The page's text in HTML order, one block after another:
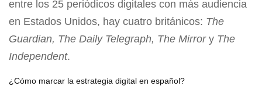
entre los 25 periódicos digitales con más audiencia
en Estados Unidos, hay cuatro británicos: The
Guardian, The Daily Telegraph, The Mirrory The
Independent.
¿Cómo marcar la estrategia digital en español?